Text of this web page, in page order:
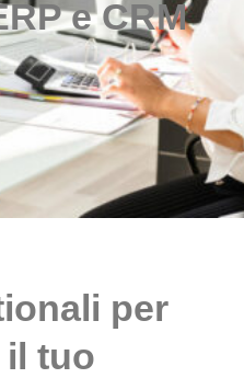
e CRM
per
il tuo